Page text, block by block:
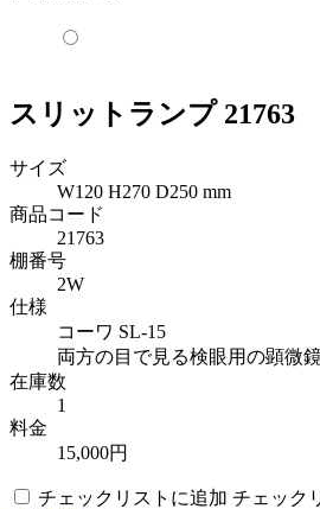
スリットランプ 21763
サイズ
W120 H270 D250 mm
商品コード
21763
棚番号
2W
仕様
コーワ SL-15
両方の目で見る検眼用の顕微
在庫数
1
料金
15,000円
チェックリストに追加 チェック